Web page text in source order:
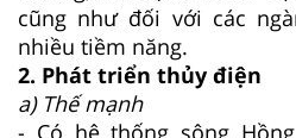
cũng như đối với các
nhiều tiềm năng.
2. Phát triển thủy điện
a) Thế mạnh
- Có hệ thống sông